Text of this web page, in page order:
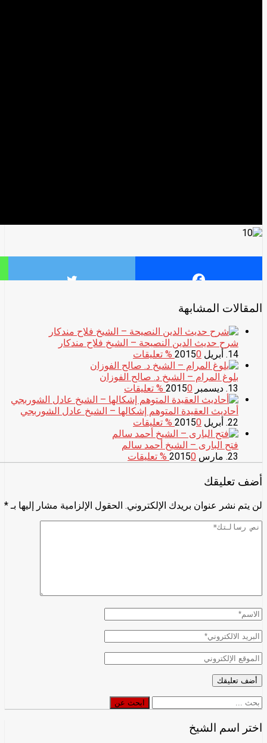
المقالات المشابهة
شرح حديث الدين النصيحة – الشيخ فلاح مندكار
14. أبريل 2015
0
% تعليقات
بلوغ المرام – الشيخ د. صالح الفوزان
13. ديسمبر 2015
0
% تعليقات
أحاديث العقيدة المتوهم إشكالها – الشيخ عادل الشوربجي
22. أبريل 2015
0
% تعليقات
فتح البارى – الشيخ أحمد سالم
23. مارس 2015
0 % تعليقات
أضف تعليقك
لن يتم نشر عنوان بريدك الإلكتروني. الحقول الإلزامية مشار إليها بـ *
ابحث
عن
ابحث عن
اختر اسم الشيخ